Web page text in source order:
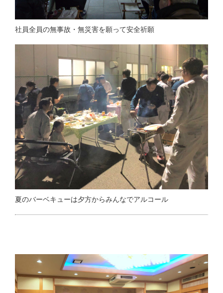
社員全員の無事故・無災害を願って安全祈願
夏のバーベキューは夕方からみんなでアルコール